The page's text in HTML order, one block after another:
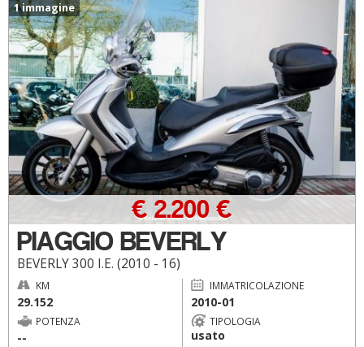
1 immagine
PIAGGIO BEVERLY
BEVERLY 300 I.E. (2010 - 16)
€ 2.200 €
KM
29.152
IMMATRICOLAZIONE
2010-01
POTENZA
--
TIPOLOGIA
usato